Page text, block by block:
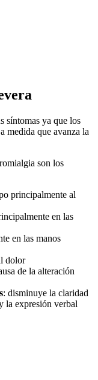
síntomas ya que los
medida que avanza la
son los
principalmente al
en las
en las manos
dolor
de la alteración
: disminuye la claridad
la expresión verbal